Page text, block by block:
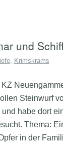
und
, Krimskrams
Steinwurf
habe dort
Thema:
in der